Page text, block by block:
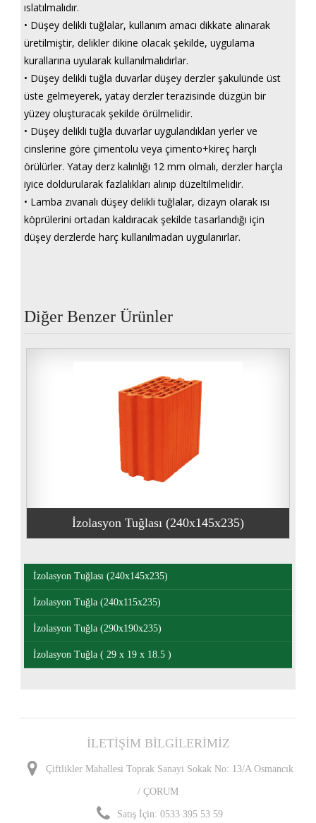
ıslatılmalıdır.
• Düşey delikli tuğlalar, kullanım amacı dikkate alınarak
üretilmiştir, delikler dikine olacak şekilde, uygulama
kurallarına uyularak kullanılmalıdırlar.
• Düşey delikli tuğla duvarlar düşey derzler şakulünde üst
üste gelmeyerek, yatay derzler terazisinde düzgün bir
yüzey oluşturacak şekilde örülmelidir.
• Düşey delikli tuğla duvarlar uygulandıkları yerler ve
cinslerine göre çimentolu veya çimento+kireç harçlı
örülürler. Yatay derz kalınlığı 12 mm olmalı, derzler harçla
iyice doldurularak fazlalıkları alınıp düzeltilmelidir.
• Lamba zıvanalı düşey delikli tuğlalar, dizayn olarak ısı
köprülerini ortadan kaldıracak şekilde tasarlandığı için
düşey derzlerde harç kullanılmadan uygulanırlar.
Diğer Benzer Ürünler
İzolasyon Tuğlası (240x145x235)
İzolasyon Tuğlası (240x145x235)
İzolasyon Tuğla (240x115x235)
İzolasyon Tuğla (290x190x235)
İzolasyon Tuğla ( 29 x 19 x 18.5 )
İLETİŞİM BİLGİLERİMİZ
Çiftlikler Mahallesi Toprak Sanayi Sokak No: 13/A Osmancık
/ ÇORUM
Satış İçin: 0533 395 53 59